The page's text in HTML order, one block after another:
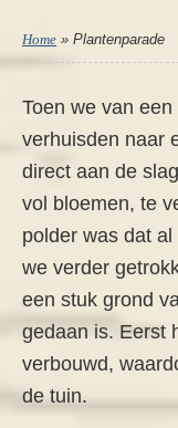
Home » Plantenparade
Toen we van
verhuisden naar
direct aan de
vol bloemen, te
polder was dat
we verder
een stuk grond
gedaan is. Eerst
verbouwd,
de tuin.